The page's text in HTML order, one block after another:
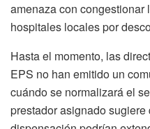
amenaza con
hospitales locales por
Hasta el momento, las
EPS no han emitido un
cuándo se normalizará el
prestador asignado